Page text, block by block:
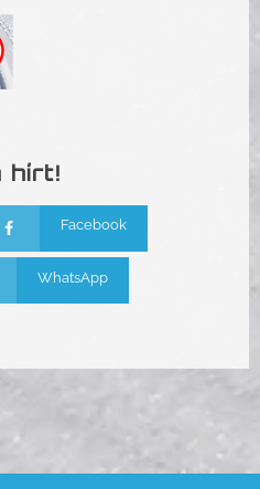
hírt!
Facebook
WhatsApp